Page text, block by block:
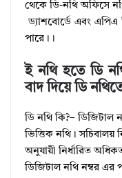
থেকে ডি-নথি অফিসে
ড্যাশবোর্ডে এবং
পারে।।
ই নথি হতে ডি
বাদ দিয়ে ডি
ডি নথি কি?– ডিজিটাল
ভিত্তিক নথি। সচিবালয়
অনুযায়ী নির্ধারিত
ডিজিটাল নথি নম্বর এর